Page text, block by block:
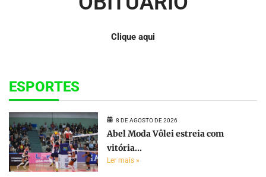
Clique aqui
ESPORTES
8 DE AGOSTO DE 2026
Abel Moda Vôlei estreia com
vitória...
Ler mais »